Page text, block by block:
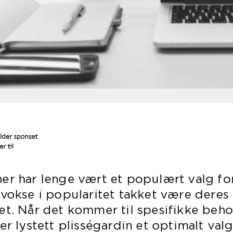
har lenge vært et populært valg
i popularitet takket være deres
Når det kommer til spesifikke
lystett plisségardin et optimalt